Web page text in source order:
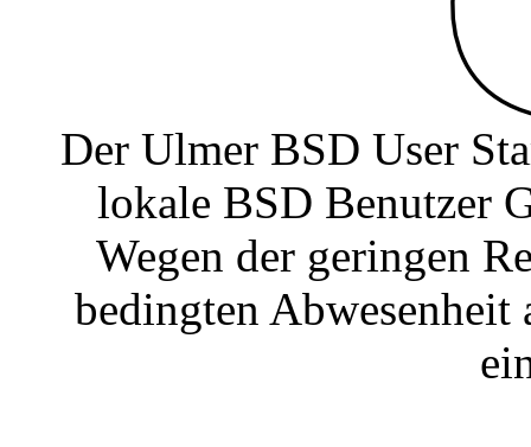
Der Ulmer BSD User
lokale BSD Benutzer
Wegen der geringen
bedingten Abwesenheit